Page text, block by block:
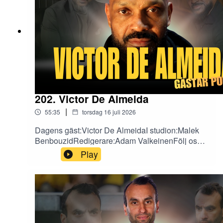
202. Victor De Almeida
55:35 | torsdag 16 juli 2026
Dagens gäst:Victor De AlmeidaI studion:Malek
BenbouzidRedigerare:Adam ValkeinenFölj oss
på sociala medier!X:
https://x.com/fotbollefotbollInstagram:
https://www.instagram.com/fotbollarfotboll/TikTok
: https://www.tiktok.com/@fotbollarfotboll
Play